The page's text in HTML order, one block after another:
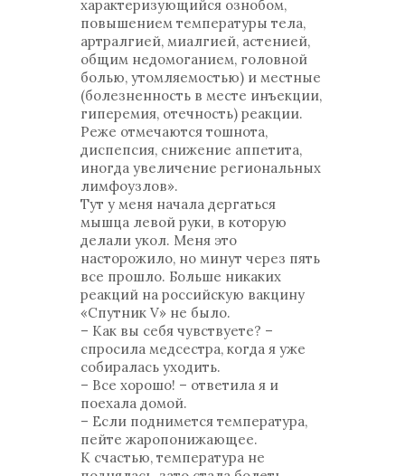
характеризующийся ознобом,
повышением температуры тела,
артралгией, миалгией, астенией,
общим недомоганием, головной
болью, утомляемостью) и местные
(болезненность в месте инъекции,
гиперемия, отечность) реакции.
Реже отмечаются тошнота,
диспепсия, снижение аппетита,
иногда увеличение региональных
лимфоузлов».
Тут у меня начала дергаться
мышца левой руки, в которую
делали укол. Меня это
насторожило, но минут через пять
все прошло. Больше никаких
реакций на российскую вакцину
«Спутник V» не было.
– Как вы себя чувствуете? –
спросила медсестра, когда я уже
собиралась уходить.
– Все хорошо! – ответила я и
поехала домой.
– Если поднимется температура,
пейте жаропонижающее.
К счастью, температура не